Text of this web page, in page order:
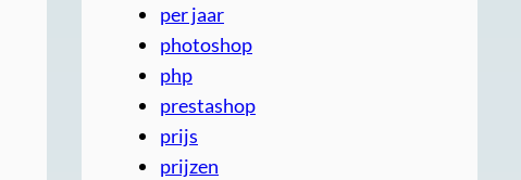
per jaar
photoshop
php
prestashop
prijs
prijzen